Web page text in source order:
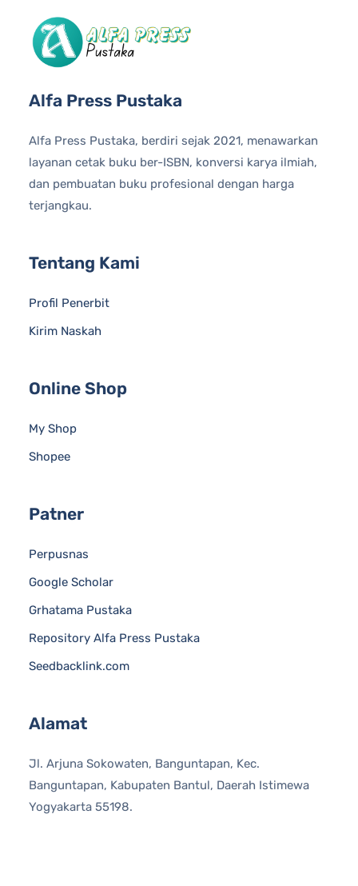
Alfa Press Pustaka
Alfa Press Pustaka, berdiri sejak 2021, menawarkan
layanan cetak buku ber-ISBN, konversi karya ilmiah,
dan pembuatan buku profesional dengan harga
terjangkau.
Tentang Kami
Profil Penerbit
Kirim Naskah
Online Shop
My Shop
Shopee
Patner
Perpusnas
Google Scholar
Grhatama Pustaka
Repository Alfa Press Pustaka
Seedbacklink.com
Alamat
Jl. Arjuna Sokowaten, Banguntapan, Kec.
Banguntapan, Kabupaten Bantul, Daerah Istimewa
Yogyakarta 55198.